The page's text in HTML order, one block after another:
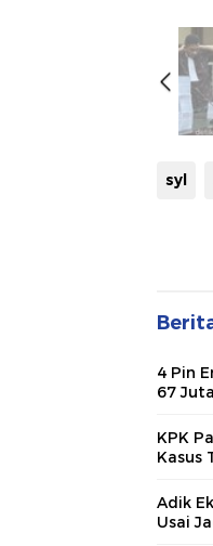
syl
4 Pin
67
KPK
Kasus
Adik
Usai